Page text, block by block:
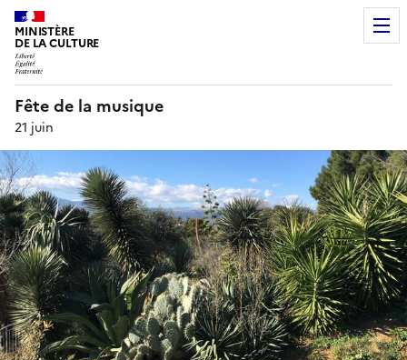
MINISTÈRE
DE LA CULTURE
Fête de la musique
21 juin